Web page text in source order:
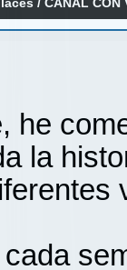
/CANAL CON
he
la